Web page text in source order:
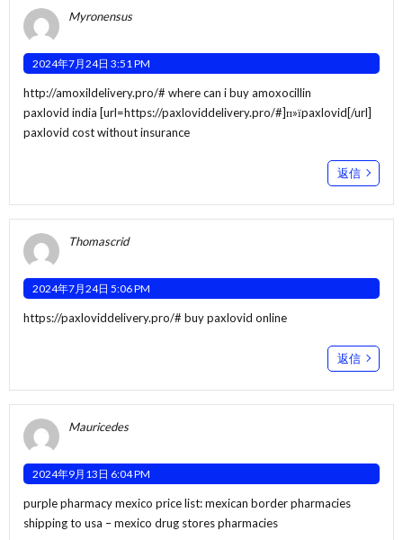
Myronensus
2024年7月24日 3:51 PM
http://amoxildelivery.pro/# where can i buy amoxocillin
paxlovid india [url=https://paxloviddelivery.pro/#]п»їpaxlovid[/url]
paxlovid cost without insurance
返信
Thomascrid
2024年7月24日 5:06 PM
https://paxloviddelivery.pro/# buy paxlovid online
返信
Mauricedes
2024年9月13日 6:04 PM
purple pharmacy mexico price list:mexican border pharmacies
shipping to usa – mexico drug stores pharmacies